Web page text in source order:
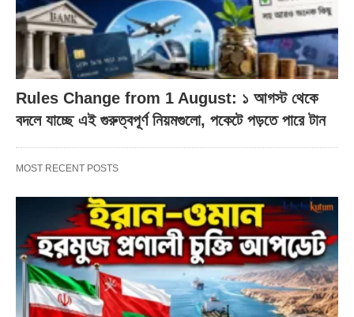
Rules Change from 1 August: ১ আগস্ট থেকে
বদলে যাচ্ছে এই গুরুত্বপূর্ণ নিয়মগুলো, পকেটে পড়তে পারে টান
MOST RECENT POSTS